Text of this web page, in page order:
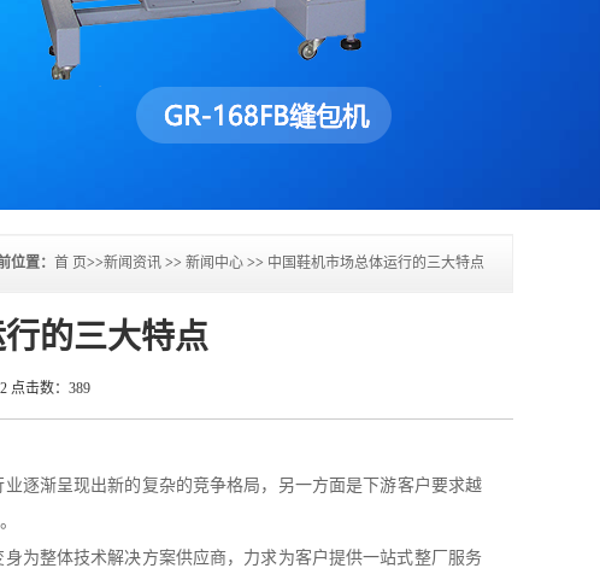
位置： 首 页>>新闻资讯 >> 新闻中心 >> 中国鞋机市场总体运行的三大特点
的三大特点
点击数： 389
逐渐呈现出新的复杂的竞争格局， 另一方面是下游客户要求越
为整体技术解决方案供应商，力求为客户提供一站式整厂服务